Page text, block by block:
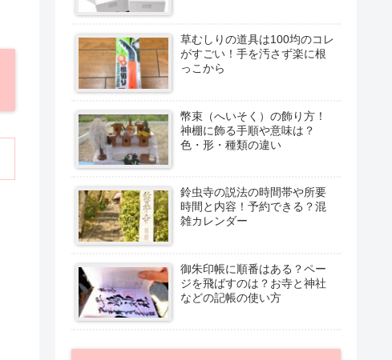
草むしりの道具は100均のコレ
がすごい！手を汚さず楽に根
っこから
幣束（へいそく）の飾り方！
神棚に飾る手順や意味は？
色・形・種類の違い
鈴虫寺の説法の時間帯や所要
時間と内容！予約できる？混
雑カレンダー
御朱印帳に順番はある？ペー
ジを飛ばすのは？お寺と神社
などの記帳の使い方